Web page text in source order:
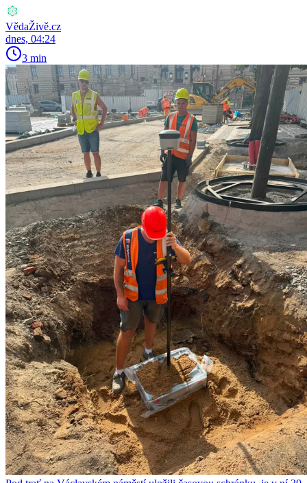
VědaŽivě.cz
dnes, 04:24
3 min